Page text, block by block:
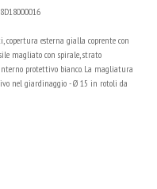
copertura esterna gialla coprente con
magliato con spirale, strato
protettivo bianco. La magliatura
nel giardinaggio - Ø 15 in rotoli da